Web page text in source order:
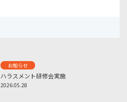
お知らせ
ハラスメント研修会実施
2026.05.28